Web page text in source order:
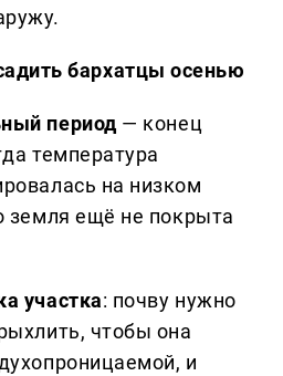
бархатцы осенью
период — конец
температура
на низком
земля ещё не покрыта
участка: почву нужно
чтобы она
и